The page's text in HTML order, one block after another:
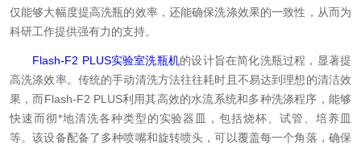
仅能够大幅度提高洗瓶的效率，还能确保洗涤效果的一致性，从而为
科研工作提供强有力的支持。
Flash-F2 PLUS实验室洗瓶机的设计旨在简化洗瓶过程，显著提
高洗涤效率。传统的手动清洗方法往往耗时且不易达到理想的清洁效
果，而Flash-F2 PLUS利用其高效的水流系统和多种洗涤程序，能够
快速而彻*地清洗各种类型的实验器皿，包括烧杯、试管、培养皿
等。该设备配备了多种喷嘴和旋转喷头，可以覆盖每一个角落，确保